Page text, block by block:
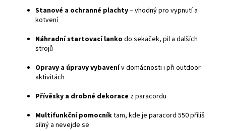
Stanové a ochranné plachty– vhodný pro vypnutí a
kotvení
Náhradní startovací lanko do sekaček, pil a dalších
strojů
Opravy a úpravy vybavenív domácnosti i při outdoor
aktivitách
Přívěsky a drobné dekorace z paracordu
Multifunkční pomocníktam, kde je paracord 550 příliš
silný a nevejde se